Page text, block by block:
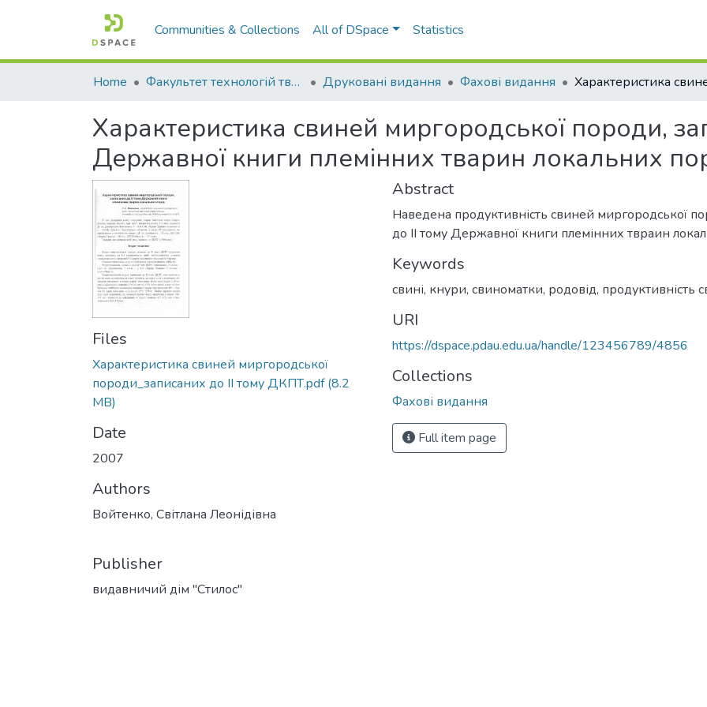
Communities & Collections All of DSpace Statistics
Home Факультет технологій тваринництва та продовольства Друковані видання Фахові видання
Характеристика свиней миргородської породи,
Державної книги племінних тварин локальних
Files
Характеристика свиней миргородської
породи_записаних до ІІ тому ДКПТ.pdf(8.2
MB)
Date
2007
Authors
Войтенко, Світлана Леонідівна
Publisher
видавничий дім "Стилос"
Abstract
Наведена продуктивність свиней миргородської
до ІІ тому Державної книги племінних твраин
Keywords
свині, кнури, свиноматки, родовід, продуктивність
URI
https://dspace.pdau.edu.ua/handle/123456789/4856
Collections
Фахові видання
Full item page